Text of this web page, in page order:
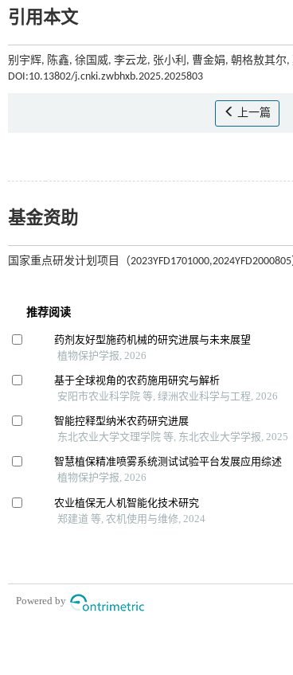
引用本文
别宇辉, 陈鑫, 徐国威, 李云龙, 张小利, 曹金娟, 朝格敖其
DOI:10.13802/j.cnki.zwbhxb.2025.2025803
上一篇
基金资助
国家重点研发计划项目（